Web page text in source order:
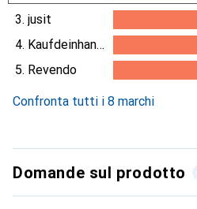
5.7%
3. jusit
6%
4. Kaufdeinhandy.ch
6.1%
5. Revendo
Confronta tutti i 8 marchi
Domande sul prodotto